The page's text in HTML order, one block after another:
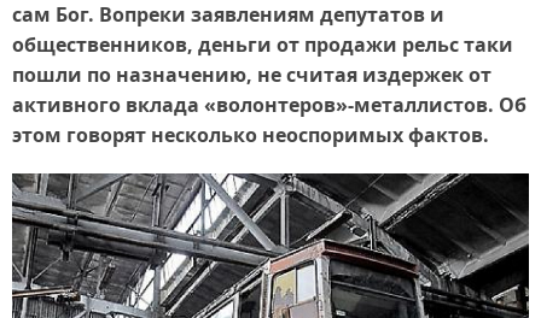
сам Бог. Вопреки заявлениям депутатов и
общественников, деньги от продажи рельс таки
пошли по назначению, не считая издержек от
активного вклада «волонтеров»-металлистов. Об
этом говорят несколько неоспоримых фактов.